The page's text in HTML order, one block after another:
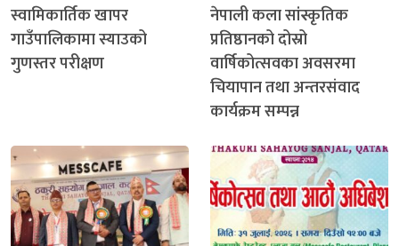
स्वामिकार्तिक खापर
गाउँपालिकामा स्याउको
गुणस्तर परीक्षण
नेपाली कला सांस्कृतिक
प्रतिष्ठानको दोस्रो
वार्षिकोत्सवका अवसरमा
चियापान तथा अन्तरसंवाद
कार्यक्रम सम्पन्न